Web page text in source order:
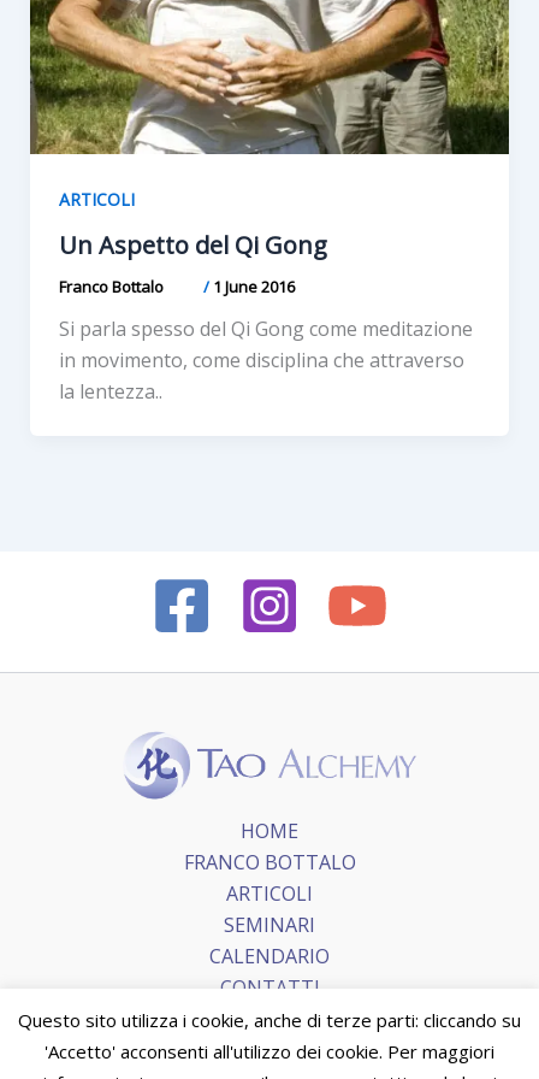
ARTICOLI
Un Aspetto del Qi Gong
Franco Bottalo /1 June 2016
Si parla spesso del Qi Gong come meditazione
in movimento, come disciplina che attraverso
la lentezza..
HOME
FRANCO BOTTALO
ARTICOLI
SEMINARI
CALENDARIO
CONTATTI
Questo sito utilizza i cookie, anche di terze parti: cliccando su
'Accetto' acconsenti all'utilizzo dei cookie. Per maggiori